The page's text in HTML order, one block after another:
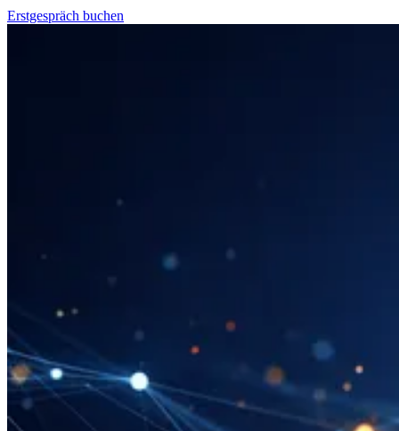
Erstgespräch buchen